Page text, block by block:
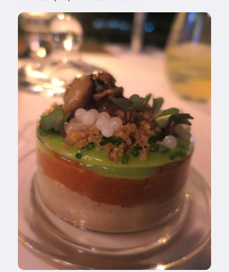
Image